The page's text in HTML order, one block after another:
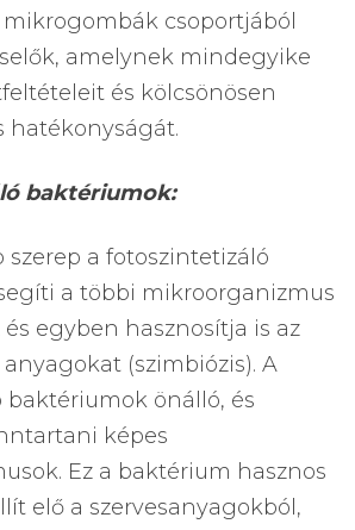
csoportjából
amelynek mindegyike
és kölcsönösen
hatékonyságát.
baktériumok:
a fotoszintetizáló
a többi mikroorganizmus
egyben hasznosítja is az
(szimbiózis). A
baktériumok önálló, és
képes
Ez a baktérium hasznos
elő a szervesanyagokból,